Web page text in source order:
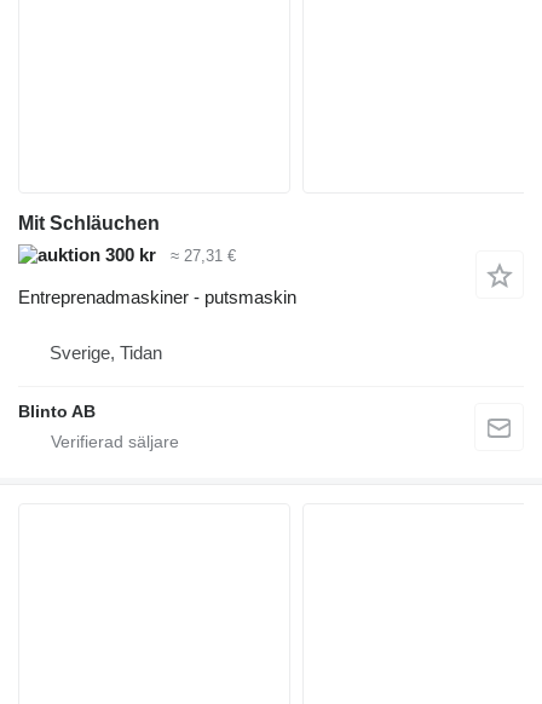
Mit Schläuchen
300 kr
≈ 27,31 €
Entreprenadmaskiner - putsmaskin
Sverige, Tidan
Blinto AB